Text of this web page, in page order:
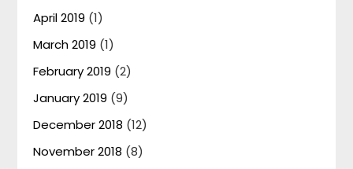
April 2019 (1)
March 2019 (1)
February 2019 (2)
January 2019 (9)
December 2018 (12)
November 2018 (8)